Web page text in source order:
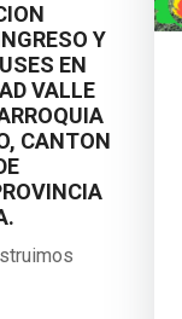
Y
EN
VALLE
CANTON